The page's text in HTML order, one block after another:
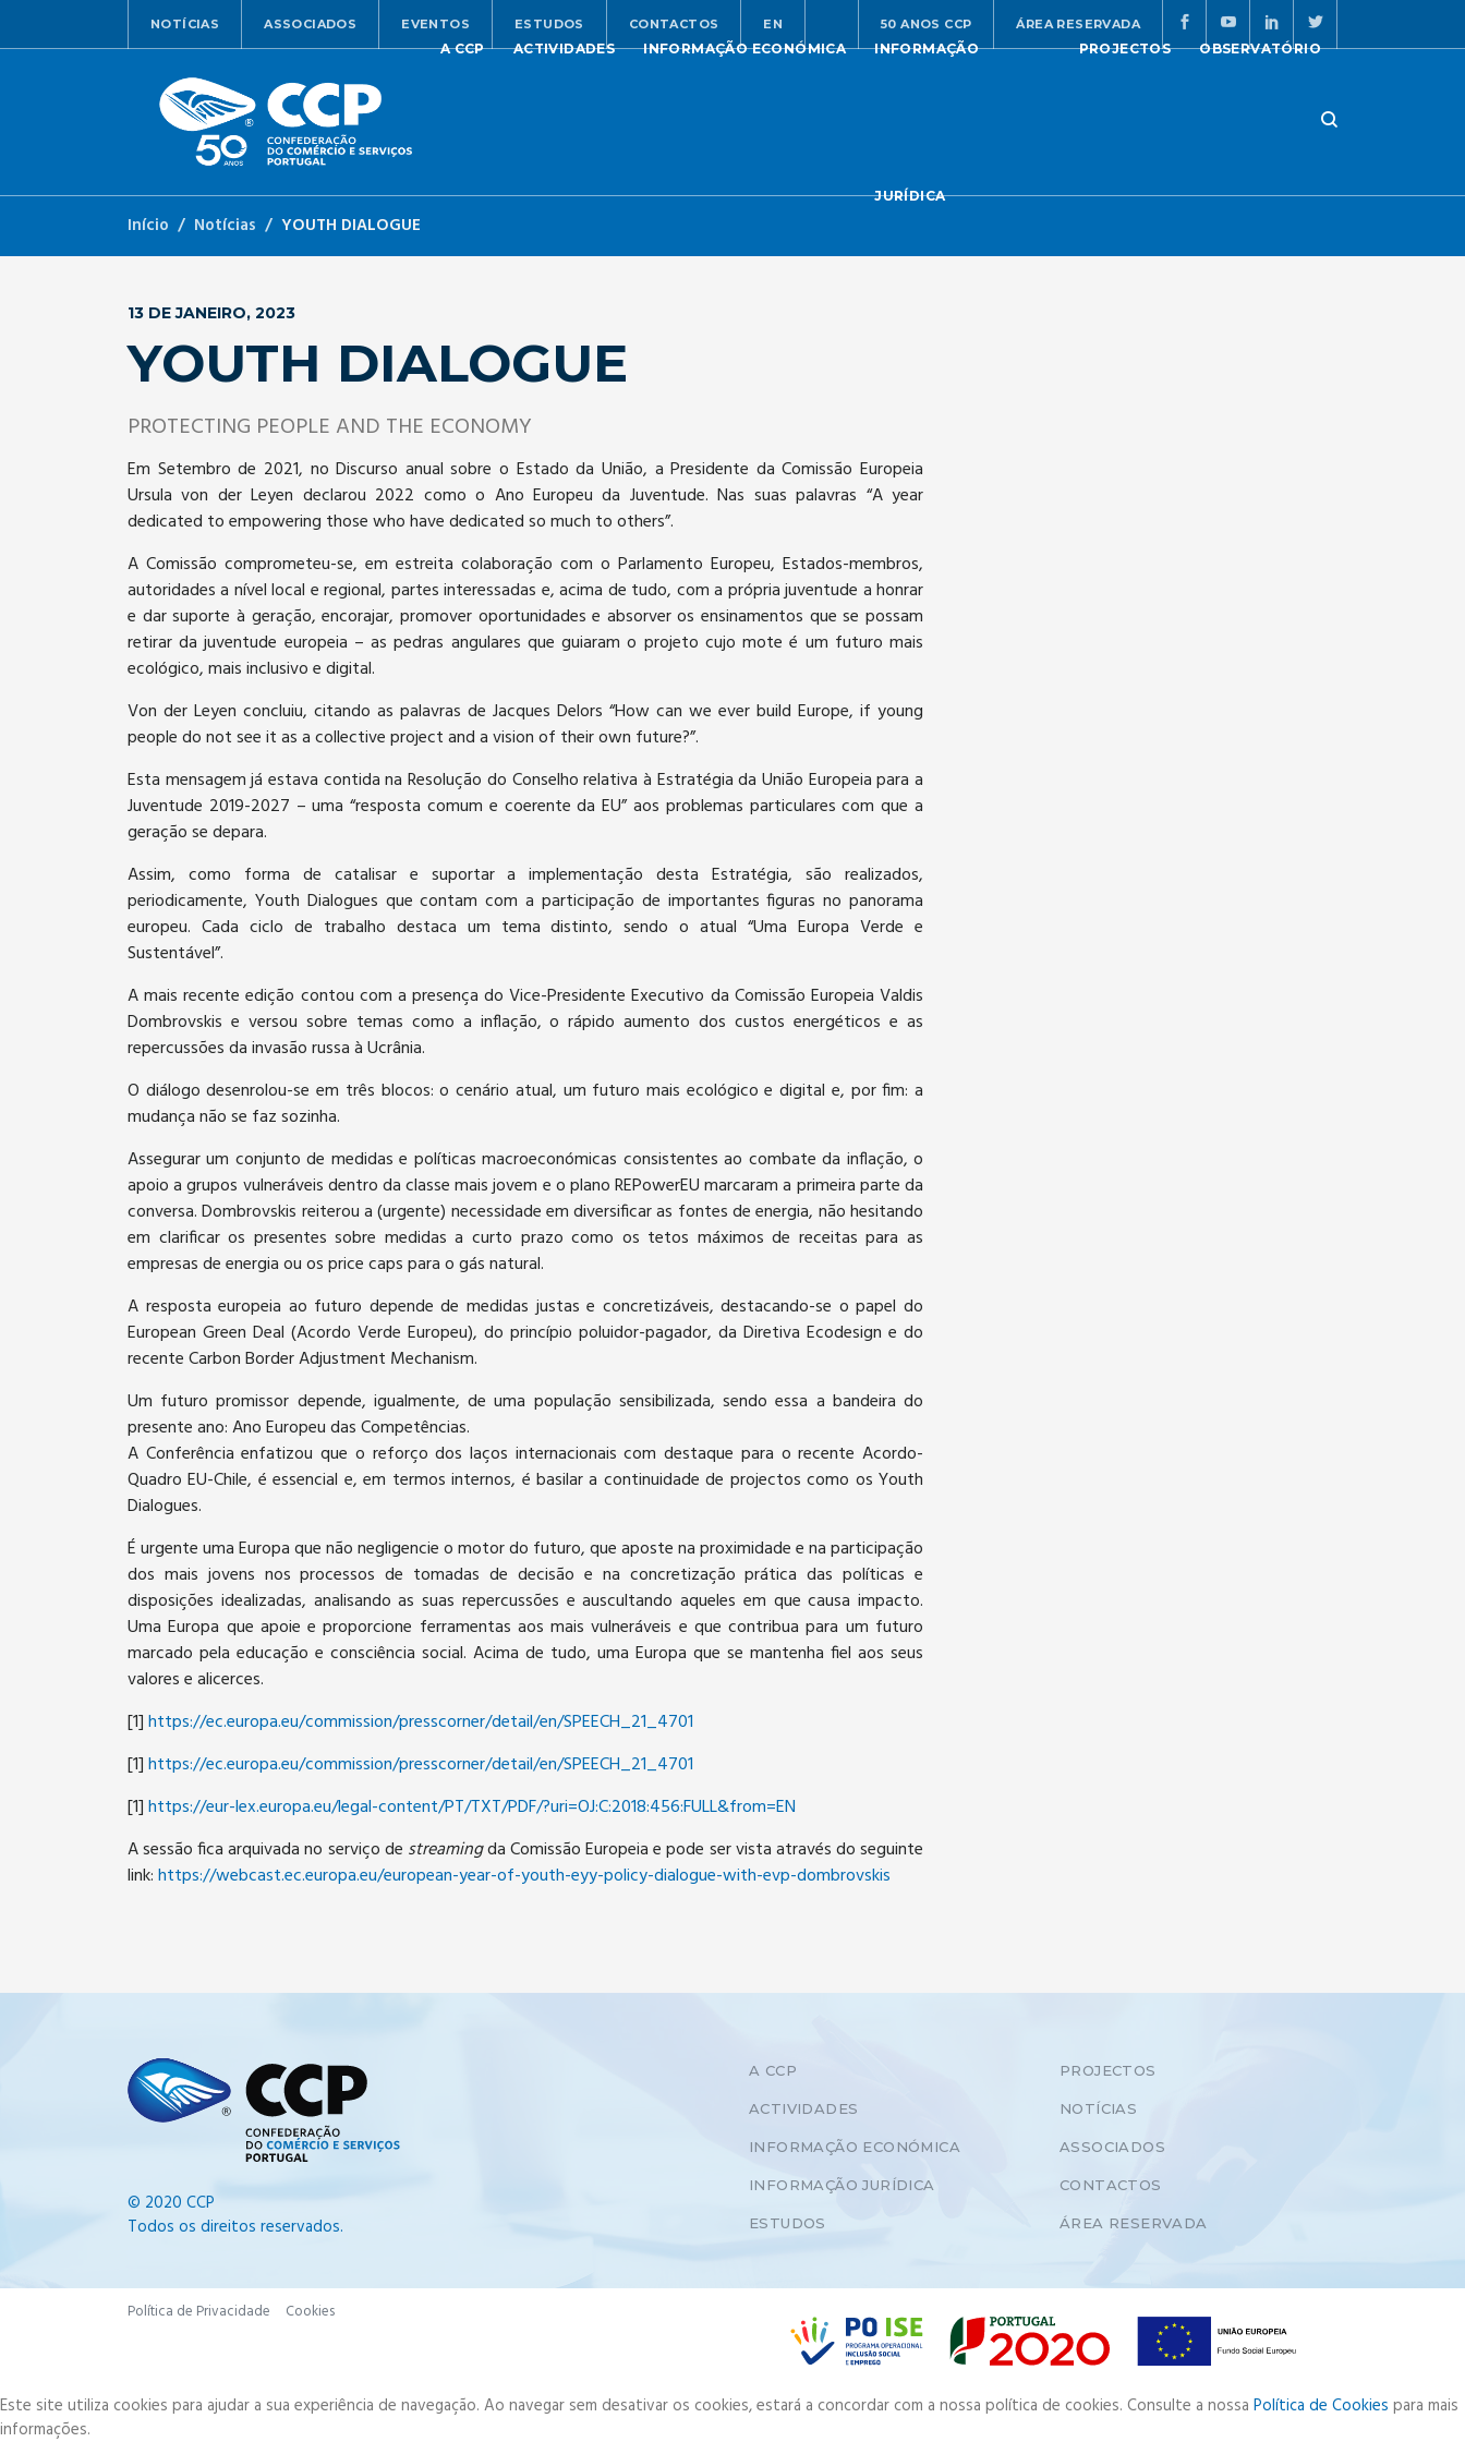
NOTÍCIAS ASSOCIADOS EVENTOS ESTUDOS CONTACTOS EN 50 ANOS CCP ÁREA RESERVADA
A CCP ACTIVIDADES INFORMAÇÃO ECONÓMICA INFORMAÇÃO
JURÍDICA
PROJECTOS OBSERVATÓRIO
Início Notícias YOUTH DIALOGUE
13 DE JANEIRO, 2023
YOUTH DIALOGUE
PROTECTING PEOPLE AND THE ECONOMY
Em Setembro de 2021, no Discurso anual sobre o Estado da União, a Presidente da Comissão Europeia
Ursula von der Leyen declarou 2022 como o Ano Europeu da Juventude. Nas suas palavras “A year
dedicated to empowering those who have dedicated so much to others”.
A Comissão comprometeu-se, em estreita colaboração com o Parlamento Europeu, Estados-membros,
autoridades a nível local e regional, partes interessadas e, acima de tudo, com a própria juventude a honrar
e dar suporte à geração, encorajar, promover oportunidades e absorver os ensinamentos que se possam
retirar da juventude europeia – as pedras angulares que guiaram o projeto cujo mote é um futuro mais
ecológico, mais inclusivo e digital.
Von der Leyen concluiu, citando as palavras de Jacques Delors “How can we ever build Europe, if young
people do not see it as a collective project and a vision of their own future?”.
Esta mensagem já estava contida na Resolução do Conselho relativa à Estratégia da União Europeia para a
Juventude 2019-2027 – uma “resposta comum e coerente da EU” aos problemas particulares com que a
geração se depara.
Assim, como forma de catalisar e suportar a implementação desta Estratégia, são realizados,
periodicamente, Youth Dialogues que contam com a participação de importantes figuras no panorama
europeu. Cada ciclo de trabalho destaca um tema distinto, sendo o atual “Uma Europa Verde e
Sustentável”.
A mais recente edição contou com a presença do Vice-Presidente Executivo da Comissão Europeia Valdis
Dombrovskis e versou sobre temas como a inflação, o rápido aumento dos custos energéticos e as
repercussões da invasão russa à Ucrânia.
O diálogo desenrolou-se em três blocos: o cenário atual, um futuro mais ecológico e digital e, por fim: a
mudança não se faz sozinha.
Assegurar um conjunto de medidas e políticas macroeconómicas consistentes ao combate da inflação, o
apoio a grupos vulneráveis dentro da classe mais jovem e o plano REPowerEU marcaram a primeira parte da
conversa. Dombrovskis reiterou a (urgente) necessidade em diversificar as fontes de energia, não hesitando
em clarificar os presentes sobre medidas a curto prazo como os tetos máximos de receitas para as
empresas de energia ou os price caps para o gás natural.
A resposta europeia ao futuro depende de medidas justas e concretizáveis, destacando-se o papel do
European Green Deal (Acordo Verde Europeu), do princípio poluidor-pagador, da Diretiva Ecodesign e do
recente Carbon Border Adjustment Mechanism.
Um futuro promissor depende, igualmente, de uma população sensibilizada, sendo essa a bandeira do
presente ano: Ano Europeu das Competências.
A Conferência enfatizou que o reforço dos laços internacionais com destaque para o recente Acordo-
Quadro EU-Chile, é essencial e, em termos internos, é basilar a continuidade de projectos como os Youth
Dialogues.
É urgente uma Europa que não negligencie o motor do futuro, que aposte na proximidade e na participação
dos mais jovens nos processos de tomadas de decisão e na concretização prática das políticas e
disposições idealizadas, analisando as suas repercussões e auscultando aqueles em que causa impacto.
Uma Europa que apoie e proporcione ferramentas aos mais vulneráveis e que contribua para um futuro
marcado pela educação e consciência social. Acima de tudo, uma Europa que se mantenha fiel aos seus
valores e alicerces.
[1]https://ec.europa.eu/commission/presscorner/detail/en/SPEECH_21_4701
[1]https://ec.europa.eu/commission/presscorner/detail/en/SPEECH_21_4701
[1]https://eur-lex.europa.eu/legal-content/PT/TXT/PDF/?uri=OJ:C:2018:456:FULL&from=EN
A sessão fica arquivada no serviço de streamingda Comissão Europeia e pode ser vista através do seguinte
link:https://webcast.ec.europa.eu/european-year-of-youth-eyy-policy-dialogue-with-evp-dombrovskis
© 2020 CCP
Todos os direitos reservados.
A CCP
ACTIVIDADES
INFORMAÇÃO ECONÓMICA
INFORMAÇÃO JURÍDICA
ESTUDOS
PROJECTOS
NOTÍCIAS
ASSOCIADOS
CONTACTOS
ÁREA RESERVADA
Política de Privacidade Cookies
Este site utiliza cookies para ajudar a sua experiência de navegação. Ao navegar sem desativar os cookies, estará a concordar com a nossa política de cookies. Consulte a nossa Política de Cookies para mais
informações.